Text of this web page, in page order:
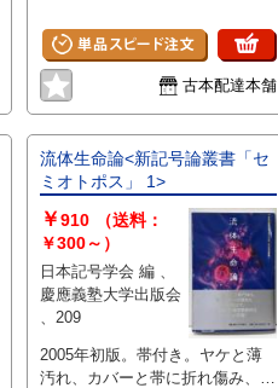
古本配達本舗
流体生命論<新記号論叢書「セ
ミオトポス」 1>
￥910
（送料：
￥300～）
日本記号学会 編 、
慶應義塾大学出版会
、209
2005年初版。帯付き。ヤケと薄
汚れ、カバーと帯に折れ傷み、縁